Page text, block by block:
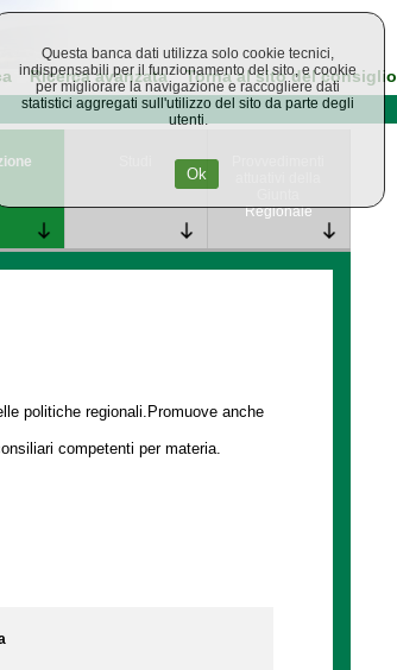
Ricerca avanzata Torna al sito del consiglio
Regionale
politiche regionali.Promuove anche
competenti per materia.
Questa banca dati utilizza solo cookie tecnici,
indispensabili per il funzionamento del sito, e cookie
per migliorare la navigazione e raccogliere dati
statistici aggregati sull'utilizzo del sito da parte degli
utenti.
Ok